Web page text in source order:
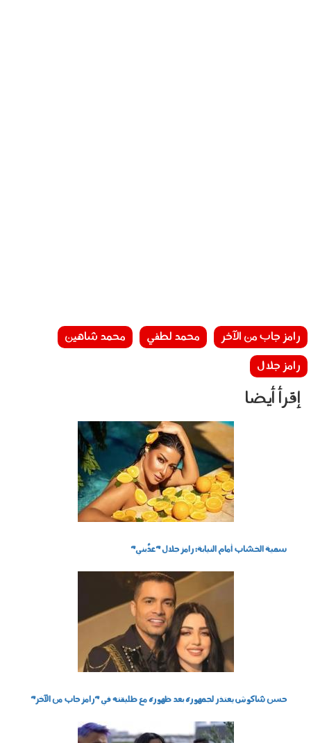
رامز جاب من الآخر محمد لطفي
محمد شاهين
رامز جلال
إقرأ أيضا
سمية الخشاب أمام النيابة: رامز جلال "عذَّبني"
حسن شاكوش يعتذر لجمهوره بعد ظهوره مع طليقته في "رامز جاب من الآخر"